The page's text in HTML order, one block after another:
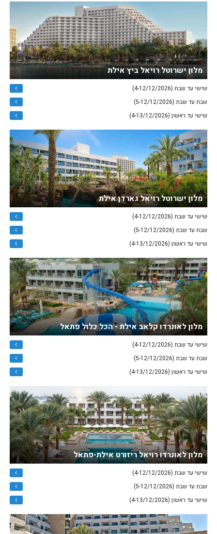
מלון ישרוטל רויאל ביץ אילת
שישי עד שבת (4-12/12/2026)
שבת עד שבת (5-12/12/2026)
שישי עד ראשון (4-13/12/2026)
מלון ישרוטל רויאל גארדן אילת
שישי עד שבת (4-12/12/2026)
שבת עד שבת (5-12/12/2026)
שישי עד ראשון (4-13/12/2026)
מלון לאונרדו קלאב אילת - הכל כלול פתאל
שישי עד שבת (4-12/12/2026)
שבת עד שבת (5-12/12/2026)
שישי עד ראשון (4-13/12/2026)
מלון לאונרדו רויאל ריזורט אילת-פתאל
שישי עד שבת (4-12/12/2026)
שבת עד שבת (5-12/12/2026)
שישי עד ראשון (4-13/12/2026)